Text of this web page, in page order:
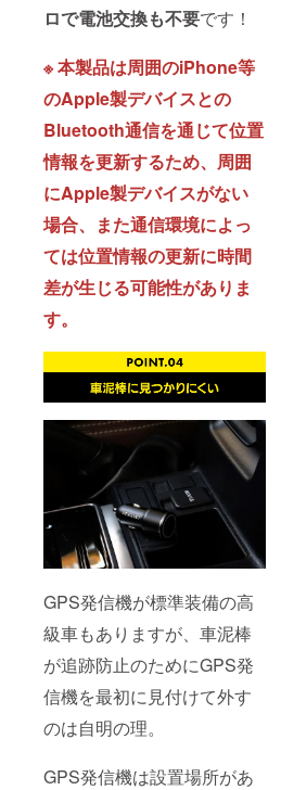
ロで電池交換も不要です！
※ 本製品は周囲のiPhone等
のApple製デバイスとの
Bluetooth通信を通じて位置
情報を更新するため、周囲
にApple製デバイスがない
場合、また通信環境によっ
ては位置情報の更新に時間
差が生じる可能性がありま
す。
GPS発信機が標準装備の高
級車もありますが、車泥棒
が追跡防止のためにGPS発
信機を最初に見付けて外す
のは自明の理。
GPS発信機は設置場所があ